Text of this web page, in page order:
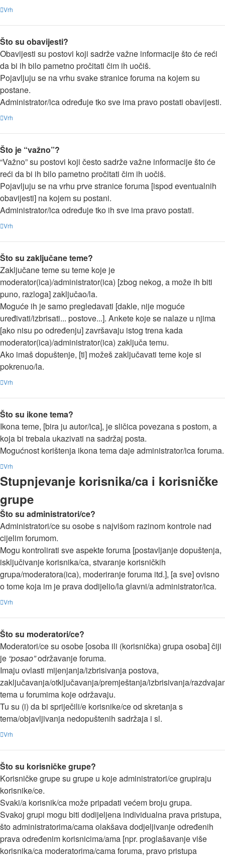
Vrh
Što su obavijesti?
Obavijesti su postovi koji sadrže važne informacije što će reći
da bi ih bilo pametno pročitati čim ih uočiš.
Pojavljuju se na vrhu svake stranice foruma na kojem su
postane.
Administrator/ica određuje tko sve ima pravo postati obavijesti.
Vrh
Što je “važno”?
“Važno” su postovi koji često sadrže važne informacije što će
reći da bi ih bilo pametno pročitati čim ih uočiš.
Pojavljuju se na vrhu prve stranice foruma [ispod eventualnih
obavijesti] na kojem su postani.
Administrator/ica određuje tko ih sve ima pravo postati.
Vrh
Što su zaključane teme?
Zaključane teme su teme koje je
moderator(ica)/administrator(ica) [zbog nekog, a može ih biti
puno, razloga] zaključao/la.
Moguće ih je samo pregledavati [dakle, nije moguće
uređivati/izbrisati... postove...]. Ankete koje se nalaze u njima
[ako nisu po određenju] završavaju istog trena kada
moderator(ica)/administrator(ica) zaključa temu.
Ako imaš dopuštenje, [ti] možeš zaključavati teme koje si
pokrenuo/la.
Vrh
Što su ikone tema?
Ikona teme, [bira ju autor/ica], je sličica povezana s postom, a
koja bi trebala ukazivati na sadržaj posta.
Mogućnost korištenja ikona tema daje administrator/ica foruma.
Vrh
Stupnjevanje korisnika/ca i korisničke
grupe
Što su administratori/ce?
Administratori/ce su osobe s najvišom razinom kontrole nad
cijelim forumom.
Mogu kontrolirati sve aspekte foruma [postavljanje dopuštenja,
isključivanje korisnika/ca, stvaranje korisničkih
grupa/moderatora(ica), moderiranje foruma itd.], [a sve] ovisno
o tome koja im je prava dodijelio/la glavni/a administrator/ica.
Vrh
Što su moderatori/ce?
Moderatori/ce su osobe [osoba ili (korisnička) grupa osoba] čiji
je “posao”održavanje foruma.
Imaju ovlasti mijenjanja/izbrisivanja postova,
zaključavanja/otključavanja/premještanja/izbrisivanja/
tema u forumima koje održavaju.
Tu su (i) da bi spriječili/e korisnike/ce od skretanja s
tema/objavljivanja nedopuštenih sadržaja i sl.
Vrh
Što su korisničke grupe?
Korisničke grupe su grupe u koje administratori/ce grupiraju
korisnike/ce.
Svaki/a korisnik/ca može pripadati većem broju grupa.
Svakoj grupi mogu biti dodijeljena individualna prava pristupa,
što administratorima/cama olakšava dodjeljivanje određenih
prava određenim korisnicima/ama [npr. proglašavanje više
korisnika/ca moderatorima/cama foruma, pravo pristupa